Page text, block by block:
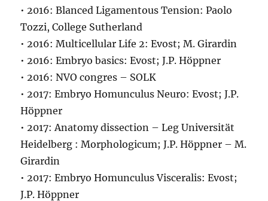
• 2016: Blanced Ligamentous Tension: Paolo
Tozzi, College Sutherland
• 2016: Multicellular Life 2: Evost; M. Girardin
• 2016: Embryo basics: Evost; J.P. Höppner
• 2016: NVO congres – SOLK
• 2017: Embryo Homunculus Neuro: Evost; J.P.
Höppner
• 2017: Anatomy dissection – Leg Universität
Heidelberg : Morphologicum; J.P. Höppner – M.
Girardin
• 2017: Embryo Homunculus Visceralis: Evost;
J.P. Höppner